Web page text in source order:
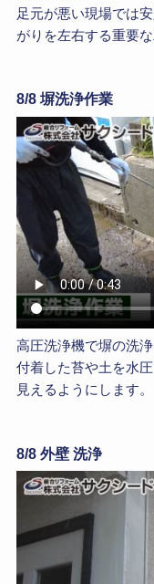
足元が悪い現場では
がりを左右する重要な
8/8 塀洗浄作業
高圧洗浄機で塀の洗浄
付着した苔や土を水
見えるようにします。
8/8 外壁 洗浄